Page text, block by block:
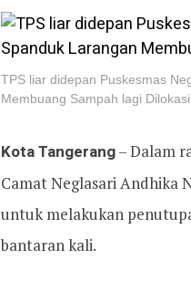
TPS liar didepan Puskesmas
Membuang Sampah lagi
Kota Tangerang– Dalam
Camat Neglasari Andhika
untuk melakukan
bantaran kali.